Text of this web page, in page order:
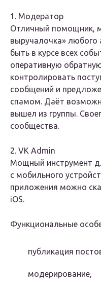
1. Модератор
Отличный помощник,
выручалочка» любого
быть в курсе всех
оперативную
контролировать
сообщений и
спамом. Даёт
вышел из группы.
сообщества.
2. VK Admin
Мощный инструмент
с мобильного
приложения можно
iOS.
Функциональные
публикация
модерирование,